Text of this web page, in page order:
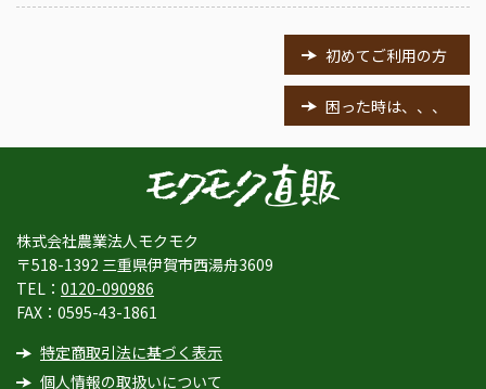
初めてご利用の方
困った時は、、、
株式会社農業法人モクモク
〒518-1392 三重県伊賀市西湯舟3609
TEL： 0120-090986
FAX：0595-43-1861
特定商取引法に基づく表示
個人情報の取扱いについて